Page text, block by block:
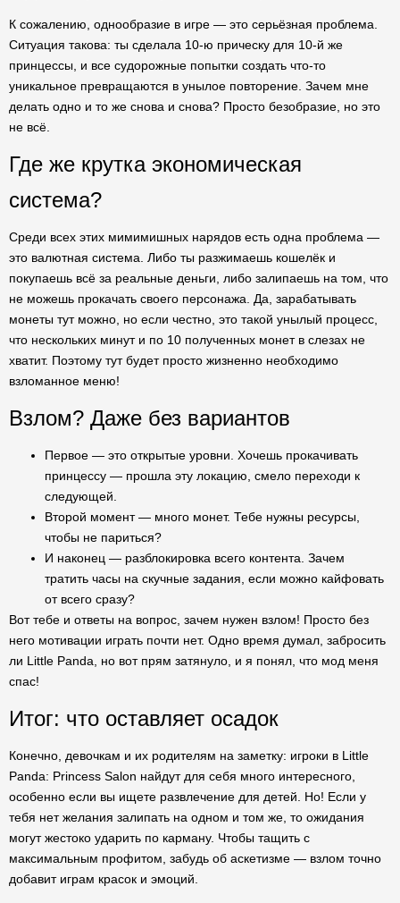
К сожалению, однообразие в игре — это серьёзная проблема.
Ситуация такова: ты сделала 10-ю прическу для 10-й же
принцессы, и все судорожные попытки создать что-то
уникальное превращаются в унылое повторение. Зачем мне
делать одно и то же снова и снова? Просто безобразие, но это
не всё.
Где же крутка экономическая
система?
Среди всех этих мимимишных нарядов есть одна проблема —
это валютная система. Либо ты разжимаешь кошелёк и
покупаешь всё за реальные деньги, либо залипаешь на том, что
не можешь прокачать своего персонажа. Да, зарабатывать
монеты тут можно, но если честно, это такой унылый процесс,
что нескольких минут и по 10 полученных монет в слезах не
хватит. Поэтому тут будет просто жизненно необходимо
взломанное меню!
Взлом? Даже без вариантов
Первое — это открытые уровни. Хочешь прокачивать
принцессу — прошла эту локацию, смело переходи к
следующей.
Второй момент — много монет. Тебе нужны ресурсы,
чтобы не париться?
И наконец — разблокировка всего контента. Зачем
тратить часы на скучные задания, если можно кайфовать
от всего сразу?
Вот тебе и ответы на вопрос, зачем нужен взлом! Просто без
него мотивации играть почти нет. Одно время думал, забросить
ли Little Panda, но вот прям затянуло, и я понял, что мод меня
спас!
Итог: что оставляет осадок
Конечно, девочкам и их родителям на заметку: игроки в Little
Panda: Princess Salon найдут для себя много интересного,
особенно если вы ищете развлечение для детей. Но! Если у
тебя нет желания залипать на одном и том же, то ожидания
могут жестоко ударить по карману. Чтобы тащить с
максимальным профитом, забудь об аскетизме — взлом точно
добавит играм красок и эмоций.